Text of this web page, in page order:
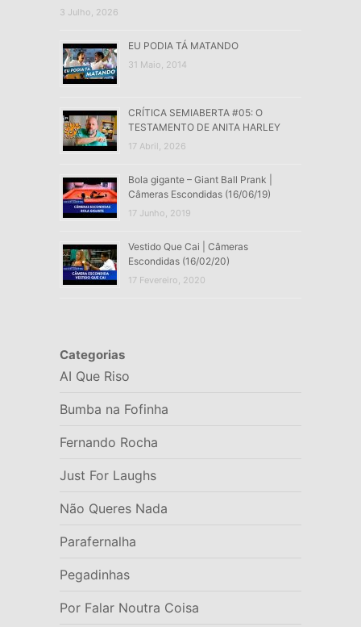
3 Julho, 2026
EU PODIA TÁ MATANDO
31 Maio, 2014
CRÍTICA SEMIABERTA #05: O
TESTAMENTO DE ANITA HARLEY
17 Abril, 2026
Bola gigante – Giant Ball Prank |
Câmeras Escondidas (16/06/19)
17 Junho, 2019
Vestido Que Cai | Câmeras
Escondidas (16/02/20)
17 Fevereiro, 2020
Categorias
AI Que Riso
Bumba na Fofinha
Fernando Rocha
Just For Laughs
Não Queres Nada
Parafernalha
Pegadinhas
Por Falar Noutra Coisa